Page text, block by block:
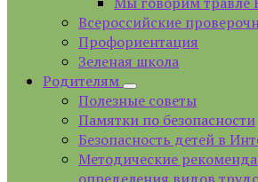
Всероссийские
Профориентация
Зеленая школа
Родителям
Полезные советы
Памятки по безопасности
Безопасность детей в
Методические